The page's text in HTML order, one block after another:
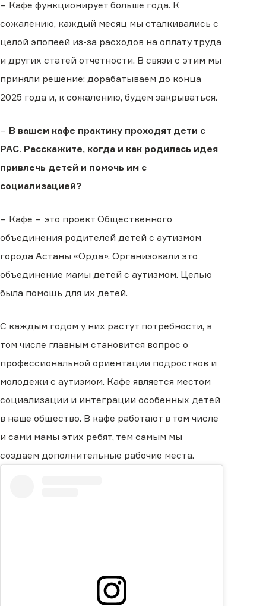
− Кафе функционирует больше года. К
сожалению, каждый месяц мы сталкивались с
целой эпопеей из-за расходов на оплату труда
и других статей отчетности. В связи с этим мы
приняли решение: дорабатываем до конца
2025 года и, к сожалению, будем закрываться.
− В вашем кафе практику проходят дети с
РАС. Расскажите, когда и как родилась идея
привлечь детей и помочь им с
социализацией?
− Кафе − это проект Общественного
объединения родителей детей с аутизмом
города Астаны «Орда». Организовали это
объединение мамы детей с аутизмом. Целью
была помощь для их детей.
С каждым годом у них растут потребности, в
том числе главным становится вопрос о
профессиональной ориентации подростков и
молодежи с аутизмом. Кафе является местом
социализации и интеграции особенных детей
в наше общество. В кафе работают в том числе
и сами мамы этих ребят, тем самым мы
создаем дополнительные рабочие места.